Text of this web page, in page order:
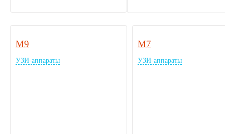
M9
УЗИ-аппараты
M7
УЗИ-аппараты